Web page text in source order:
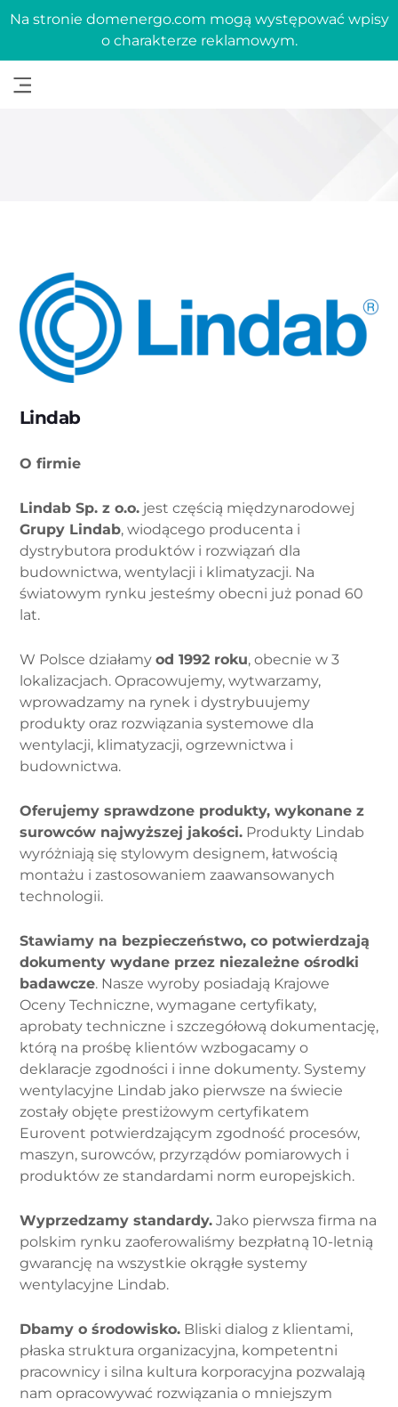
Na stronie domenergo.com mogą występować wpisy
o charakterze reklamowym.
Lindab
O firmie
Lindab Sp. z o.o. jest częścią międzynarodowej
Grupy Lindab, wiodącego producenta i
dystrybutora produktów i rozwiązań dla
budownictwa, wentylacji i klimatyzacji. Na
światowym rynku jesteśmy obecni już ponad 60
lat.
W Polsce działamy od 1992 roku, obecnie w 3
lokalizacjach. Opracowujemy, wytwarzamy,
wprowadzamy na rynek i dystrybuujemy
produkty oraz rozwiązania systemowe dla
wentylacji, klimatyzacji, ogrzewnictwa i
budownictwa.
Oferujemy sprawdzone produkty, wykonane z
surowców najwyższej jakości. Produkty Lindab
wyróżniają się stylowym designem, łatwością
montażu i zastosowaniem zaawansowanych
technologii.
Stawiamy na bezpieczeństwo, co potwierdzają
dokumenty wydane przez niezależne ośrodki
badawcze. Nasze wyroby posiadają Krajowe
Oceny Techniczne, wymagane certyfikaty,
aprobaty techniczne i szczegółową dokumentację,
którą na prośbę klientów wzbogacamy o
deklaracje zgodności i inne dokumenty. Systemy
wentylacyjne Lindab jako pierwsze na świecie
zostały objęte prestiżowym certyfikatem
Eurovent potwierdzającym zgodność procesów,
maszyn, surowców, przyrządów pomiarowych i
produktów ze standardami norm europejskich.
Wyprzedzamy standardy. Jako pierwsza firma na
polskim rynku zaoferowaliśmy bezpłatną 10-letnią
gwarancję na wszystkie okrągłe systemy
wentylacyjne Lindab.
Dbamy o środowisko. Bliski dialog z klientami,
płaska struktura organizacyjna, kompetentni
pracownicy i silna kultura korporacyjna pozwalają
nam opracowywać rozwiązania o mniejszym